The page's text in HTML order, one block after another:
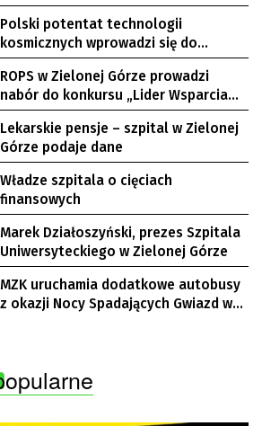
Polski potentat technologii
kosmicznych wprowadzi się do
Zielonej Góry
ROPS w Zielonej Górze prowadzi
nabór do konkursu „Lider Wsparcia
Seniora”
Lekarskie pensje – szpital w Zielonej
Górze podaje dane
Władze szpitala o cięciach
finansowych
Marek Działoszyński, prezes Szpitala
Uniwersyteckiego w Zielonej Górze
MZK uruchamia dodatkowe autobusy
z okazji Nocy Spadających Gwiazd w